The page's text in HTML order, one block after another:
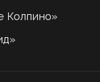
Колпино»